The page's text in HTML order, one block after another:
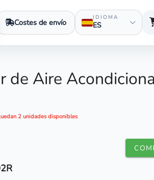
Costes de envío IDIOMA
ES
de Aire
2 unidades disponibles